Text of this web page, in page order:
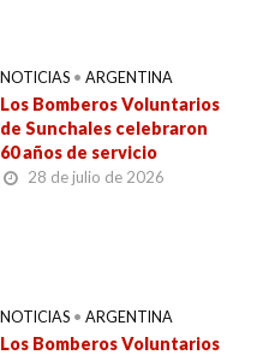
NOTICIAS • ARGENTINA
Los Bomberos Voluntarios
de Sunchales celebraron
60 años de servicio
28 de julio de 2026
NOTICIAS • ARGENTINA
Los Bomberos Voluntarios